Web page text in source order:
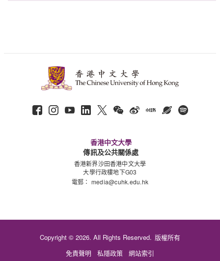
香港中文大學
傳訊及公共關係處
香港新界沙田香港中文大學
大學行政樓地下G03
電郵： media@cuhk.edu.hk
Copyright © 2026. All Rights Reserved. 版權所有
免責聲明
私隱政策 網站索引